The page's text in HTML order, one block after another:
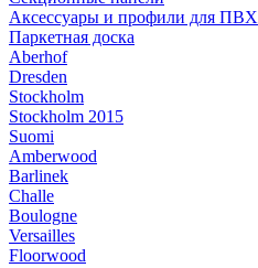
Аксессуары и профили для ПВХ
Паркетная доска
Aberhof
Dresden
Stockholm
Stockholm 2015
Suomi
Amberwood
Barlinek
Challe
Boulogne
Versailles
Floorwood